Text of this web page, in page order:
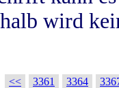
wird
<< 3361 3364